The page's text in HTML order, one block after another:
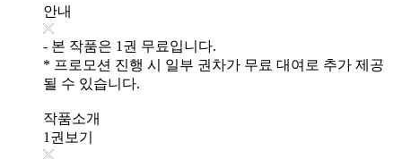
안내
- 본 작품은 1권 무료입니다.
* 프로모션 진행 시 일부 권차가 무료 대여로 추가 제공
될 수 있습니다.
작품소개
1권보기